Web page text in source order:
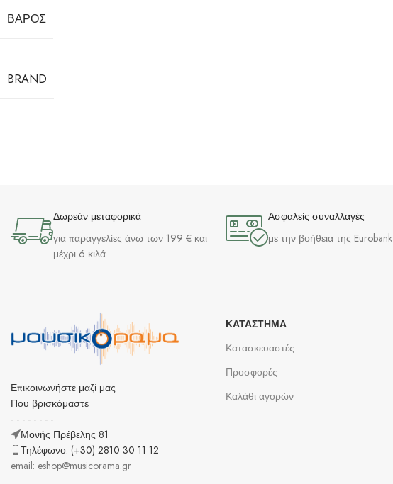
ΒΆΡΟΣ
BRAND
Δωρεάν μεταφορικά
για παραγγελίες άνω των 199 € και
μέχρι 6 κιλά
Ασφαλείς συναλλαγές
με την βοήθεια της Eurobank
Επικοινωνήστε μαζί μας
Που βρισκόμαστε
- - - - - - - -
Μονής Πρέβελης 81
Τηλέφωνο: (+30) 2810 30 11 12
email: eshop@musicorama.gr
ΚΑΤΆΣΤΗΜΑ
Κατασκευαστές
Προσφορές
Καλάθι αγορών